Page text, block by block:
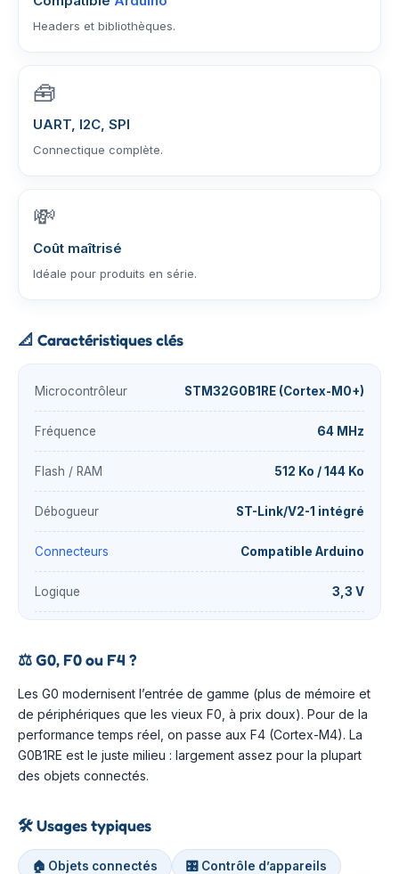
Headers et bibliothèques.
🧰
UART, I2C, SPI
Connectique complète.
💸
Coût maîtrisé
Idéale pour produits en série.
📐 Caractéristiques clés
Microcontrôleur STM32G0B1RE (Cortex-M0+)
Fréquence 64 MHz
Flash / RAM 512 Ko / 144 Ko
Débogueur ST-Link/V2-1 intégré
Connecteurs Compatible Arduino
Logique 3,3 V
⚖️G0, F0 ou F4 ?
Les G0 modernisent l’entrée de gamme (plus de mémoire et
de périphériques que les vieux F0, à prix doux). Pour de la
performance temps réel, on passe aux F4 (Cortex-M4). La
G0B1RE est le juste milieu : largement assez pour la plupart
des objets connectés.
🛠️Usages typiques
🏠 Objets connectés 🎛️ Contrôle d’appareils